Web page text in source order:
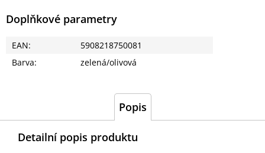
Doplňkové parametry
EAN:
5908218750081
Barva: zelená/olivová
Popis
Detailní popis produktu